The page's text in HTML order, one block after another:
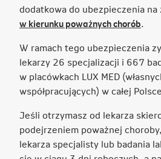
dodatkowa do ubezpieczenia na
w kierunku poważnych chorób
się
w
.
W ramach tego ubezpieczenia
lekarzy 26 specjalizacji i 667
w placówkach LUX MED
współpracujących) w całej
Jeśli otrzymasz od lekarza
podejrzeniem poważnej
lekarza specjalisty lub badania